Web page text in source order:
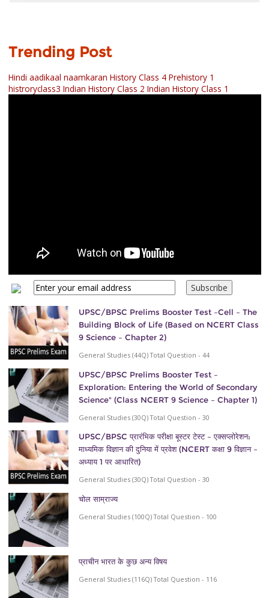
Trending Post
Hindi aadikaal naamkaran History Class 4 Prehistory 1
histroryclass3 Indian History Class 2 Indian History Class 1
UPSC/BPSC Prelims Booster Test –Cell – The
Building Block of Life (Based on NCERT Class
9 Science – Chapter 2)
General Studies (44Q) Total Question - 44
UPSC/BPSC Prelims Booster Test –
Exploration: Entering the World of Secondary
Science" (Class NCERT 9 Science – Chapter 1)
General Studies (30Q) Total Question - 30
UPSC/BPSC प्रारंभिक परीक्षा बूस्टर टेस्ट – एक्सप्लोरेशन:
माध्यमिक विज्ञान की दुनिया में प्रवेश (NCERT कक्षा 9 विज्ञान –
अध्याय 1 पर आधारित)
General Studies (30Q) Total Question - 30
चोल साम्राज्य
General Studies (100Q) Total Question - 100
प्राचीन भारत के कुछ अन्य विषय
General Studies (116Q) Total Question - 116